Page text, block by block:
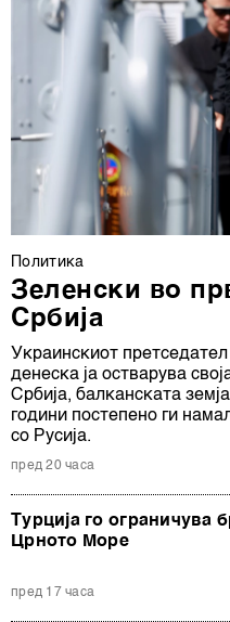
Политика
Зеленски во
Србија
Украинскиот
денеска ја остварува
Србија, балканската
години постепено ги
со Русија.
пред 20 часа
Турција го ограничува
Црното Море
пред 17 часа